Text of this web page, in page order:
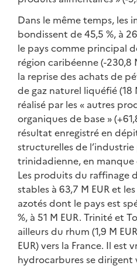
Dans le même temps, les
bondissent de 45,5 %, à
le pays comme principal
région caribéenne (-230,8
la reprise des achats de
de gaz naturel liquéfié (18
réalisé par les « autres
organiques de base »
résultat enregistré en
structurelles de
trinidadienne, en manque
Les produits du raffinage
stables à 63,7 M EUR et
azotés dont le pays est
%, à 51 M EUR. Trinité et
ailleurs du rhum (1,9 M
EUR) vers la France. Il est
hydrocarbures se dirigent